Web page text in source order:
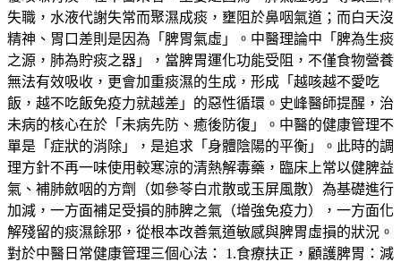
失職，水液代謝失常而聚濕成痰，壅阻於鼻咽氣道；而白天沒
精神、胃口差則是因為「脾胃氣虛」。中醫理論中「脾為生痰
之源，肺為貯痰之器」，當脾胃運化功能受阻，不僅食物營養
無法有效吸收，更會加重痰濕的生成，形成「越咳越不愛吃
飯，越不吃飯免疫力就越差」的惡性循環。史峰醫師提醒，治
未病的核心在於「未病先防、癒後防復」。中醫的健康管理不
單是「症狀的消除」，是追求「身體陰陽的平衡」。此時的調
理方針不再一味使用較寒涼的清熱解毒藥，臨床上常以健脾益
氣、補肺斂咽的方劑（如參苓白朮散或玉屏風散）為基礎進行
加減，一方面補足受損的肺脾之氣（增強免疫力），一方面化
解殘留的痰濕餘邪，從根本改善氣道敏感與脾胃虛損的狀況。
對於中醫日常健康管理三個心法： 1.食療扶正，顧護脾胃：減